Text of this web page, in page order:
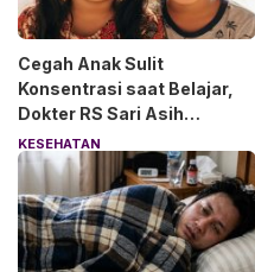
Cegah Anak Sulit
Konsentrasi saat Belajar,
Dokter RS Sari Asih
Anjurkan 6 Asupan Ini
KESEHATAN